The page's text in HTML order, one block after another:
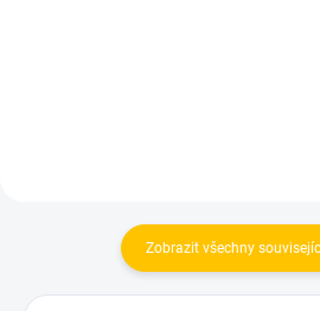
Zobrazit všechny